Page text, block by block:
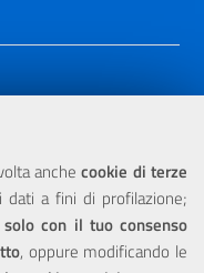
anchecookie di terze
a fini di profilazione;
solo con il tuo consenso
, oppure modificando le